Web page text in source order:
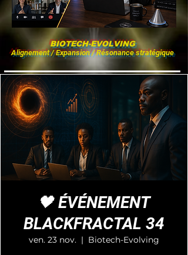
BIOTECH-EVOLVING
Alignement / Expansion / Résonance stratégique
🖤 ÉVÉNEMENT
BLACKFRACTAL 34
ven. 23 nov.
  |
Biotech-Evolving